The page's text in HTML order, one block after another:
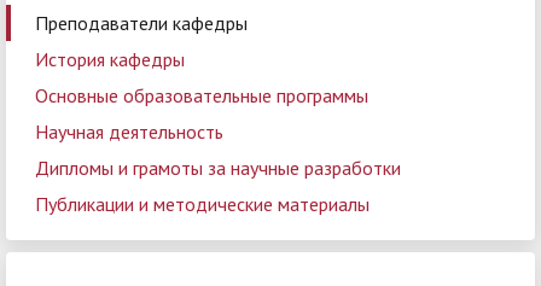
Преподаватели кафедры
История кафедры
Основные образовательные программы
Научная деятельность
Дипломы и грамоты за научные разработки
Публикации и методические материалы